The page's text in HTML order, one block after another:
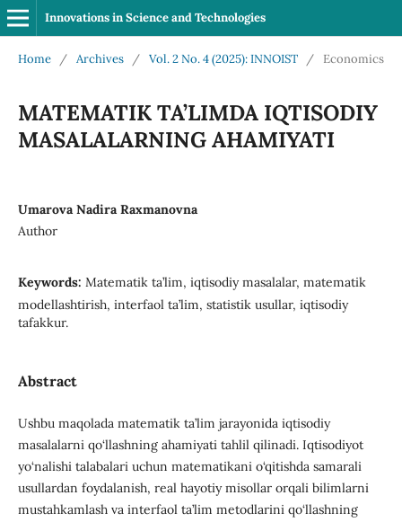
Innovations in Science and Technologies
Home / Archives / Vol. 2 No. 4 (2025): INNOIST / Economics
MATEMATIK TA’LIMDA IQTISODIY
MASALALARNING AHAMIYATI
Umarova Nadira Raxmanovna
Author
Keywords: Matematik ta’lim, iqtisodiy masalalar, matematik
modellashtirish, interfaol ta’lim, statistik usullar, iqtisodiy
tafakkur.
Abstract
Ushbu maqolada matematik ta’lim jarayonida iqtisodiy
masalalarni qo‘llashning ahamiyati tahlil qilinadi. Iqtisodiyot
yo‘nalishi talabalari uchun matematikani o‘qitishda samarali
usullardan foydalanish, real hayotiy misollar orqali bilimlarni
mustahkamlash va interfaol ta’lim metodlarini qo‘llashning